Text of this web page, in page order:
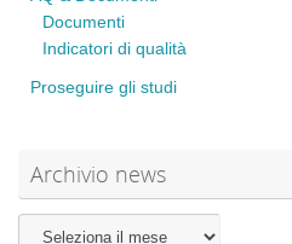
Documenti
Indicatori di qualità
Proseguire gli studi
Archivio news